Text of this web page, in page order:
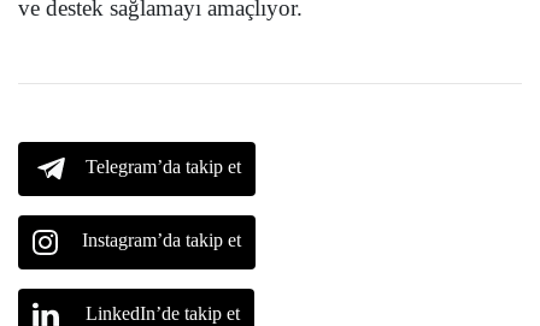
ve destek sağlamayı amaçlıyor.
Telegram’da takip et
Instagram’da takip et
LinkedIn’de takip et